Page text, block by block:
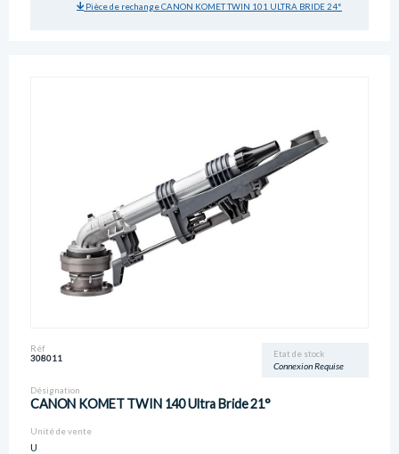
Pièce de rechange CANON KOMET TWIN 101 ULTRA BRIDE 24°
Etat de stock
Connexion Requise
Réf
308011
Désignation
CANON KOMET TWIN 140 Ultra Bride 21°
Unité de vente
U